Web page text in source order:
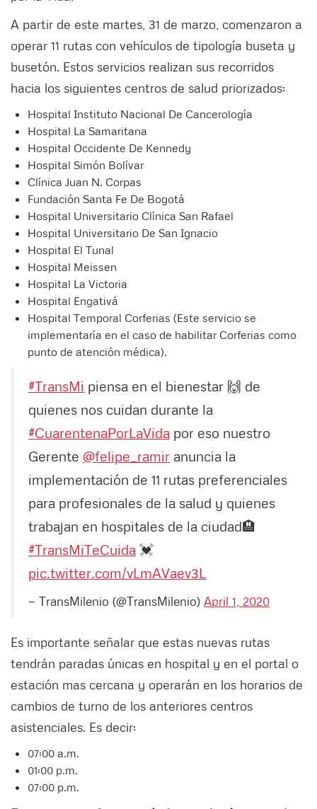
A partir de este martes, 31 de marzo, comenzaron a
operar 11 rutas con vehículos de tipología buseta y
busetón. Estos servicios realizan sus recorridos
hacia los siguientes centros de salud priorizados:
Hospital Instituto Nacional De Cancerología
Hospital La Samaritana
Hospital Occidente De Kennedy
Hospital Simón Bolívar
Clínica Juan N. Corpas
Fundación Santa Fe De Bogotá
Hospital Universitario Clínica San Rafael
Hospital Universitario De San Ignacio
Hospital El Tunal
Hospital Meissen
Hospital La Victoria
Hospital Engativá
Hospital Temporal Corferias (Este servicio se
implementaría en el caso de habilitar Corferias como
punto de atención médica).
#TransMi piensa en el bienestar 🙌 de
quienes nos cuidan durante la
#CuarentenaPorLaVida por eso nuestro
Gerente @felipe_ramir anuncia la
implementación de 11 rutas preferenciales
para profesionales de la salud y quienes
trabajan en hospitales de la ciudad🏨
#TransMiTeCuida 💓
pic.twitter.com/vLmAVaev3L
— TransMilenio (@TransMilenio) April 1, 2020
Es importante señalar que estas nuevas rutas
tendrán paradas únicas en hospital y en el portal o
estación mas cercana y operarán en los horarios de
cambios de turno de los anteriores centros
asistenciales. Es decir:
07:00 a.m.
01:00 p.m.
07:00 p.m.